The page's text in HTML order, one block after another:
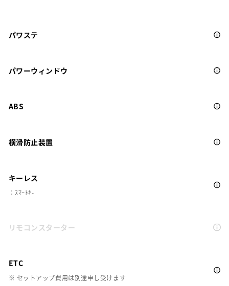
パワステ
パワーウィンドウ
ABS
横滑防止装置
キーレス
：ｽﾏｰﾄｷ-
リモコンスターター
ETC
※ セットアップ費用は別途申し受けます